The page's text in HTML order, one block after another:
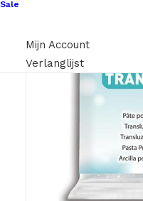
Sale
Mijn Account
Verlanglijst